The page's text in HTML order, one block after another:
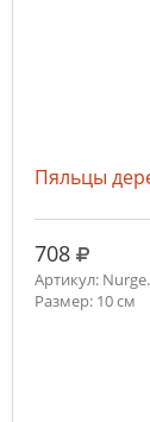
Пяльцы
708 руб.
Артикул:
Размер: 10 см